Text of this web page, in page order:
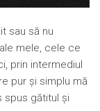
sau să nu
mele, cele ce
prin intermediul
pur și simplu mă
spus gătitul și